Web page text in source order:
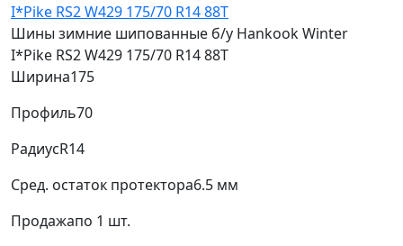
Шины зимние шипованные б/у Hankook Winter
I*Pike RS2 W429 175/70 R14 88T
Ширина175
Профиль70
РадиусR14
Сред. остаток протектора6.5 мм
Продажапо 1 шт.